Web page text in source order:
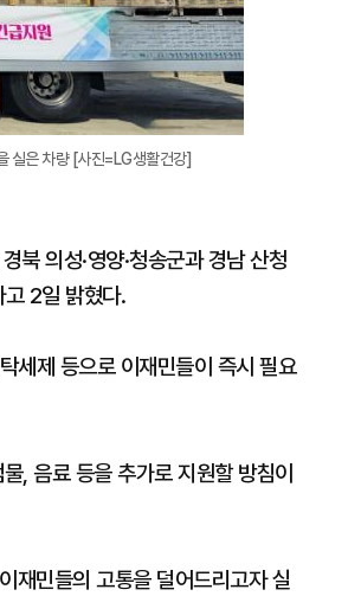
실은 차량 [사진=LG생활건강]
북 의성·영양·청송군과 경남 산청
2일 밝혔다.
세제 등으로 이재민들이 즉시 필요
, 음료 등을 추가로 지원할 방침이
재민들의 고통을 덜어드리고자 실